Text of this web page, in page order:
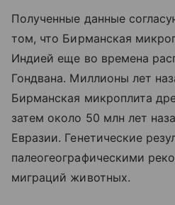
Полученные данные
том, что Бирманская
Индией еще во времена
Гондвана. Миллионы лет
Бирманская микроплита
затем около 50 млн лет
Евразии. Генетические
палеогеографическими
миграций животных.